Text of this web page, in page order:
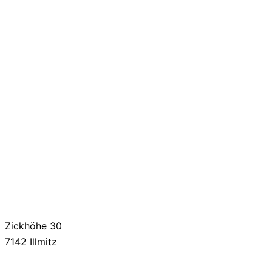
Zickhöhe 30
7142 Illmitz